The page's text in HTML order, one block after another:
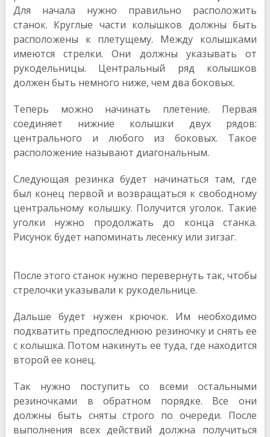
Для начала нужно правильно расположить
станок. Круглые части колышков должны быть
расположены к плетущему. Между колышками
имеются стрелки. Они должны указывать от
рукодельницы. Центральный ряд колышков
должен быть немного ниже, чем два боковых.
Теперь можно начинать плетение. Первая
соединяет нижние колышки двух рядов:
центрального и любого из боковых. Такое
расположение называют диагональным.
Следующая резинка будет начинаться там, где
был конец первой и возвращаться к свободному
центральному колышку. Получится уголок. Такие
уголки нужно продолжать до конца станка.
Рисунок будет напоминать лесенку или зигзаг.
После этого станок нужно перевернуть так, чтобы
стрелочки указывали к рукодельнице.
Дальше будет нужен крючок. Им необходимо
подхватить предпоследнюю резиночку и снять ее
с колышка. Потом накинуть ее туда, где находится
второй ее конец.
Так нужно поступить со всеми остальными
резиночками в обратном порядке. Все они
должны быть сняты строго по очереди. После
выполнения всех действий должна получиться